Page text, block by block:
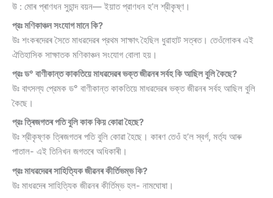
উ : মােৰ প্ৰাণধন সুচান্দ বয়ন— ইয়াত প্রাণধন হ’ল শ্রীকৃষ্ণ।
প্রঃ মণিকাঞ্চন সংযােগ মানে কি?
উঃ শংকৰদেৱৰ সৈতে মাধৱদেৱৰ প্রথম সাক্ষাৎ হৈছিল ধুৱাহাট সত্ৰত। তেওঁলােকৰ এই
ঐতিহাসিক সাক্ষাতক মণিকাঞ্চন সংযােগ বােলা হয়।
প্রঃ ড° বাণীকান্ত কাকতিয়ে মাধৱদেৱৰ ভক্ত জীৱনৰ সর্বহ কি আছিল বুলি কৈছে?
উঃ বাৎসল্য প্রেমক ড° বাণীকান্ত কাকতিয়ে মাধৱদেৱৰ ভক্ত জীৱনৰ সৰ্বহ আছিল বুলি
কৈছে।
প্রঃ ত্ৰিজগতৰ পতি বুলি কাক কিয় কোৱা হৈছে?
উঃ শ্রীকৃষ্ণক ত্ৰিজগতৰ পতি বুলি কোৱা হৈছে। কাৰণ তেওঁ হ’ল স্বর্গ, মর্ত্য আৰু
পাতাল- এই তিনিখন জগতৰে অধিকাৰী।
প্রঃ মাধৱদেৱৰ সাহিত্যিক জীৱনৰ কীর্তিভম্ভ কি?
উঃ মাধৱদেৰ সাহিত্যিক জীৱনৰ কীর্তিম্ভ হল- নামঘােষা।